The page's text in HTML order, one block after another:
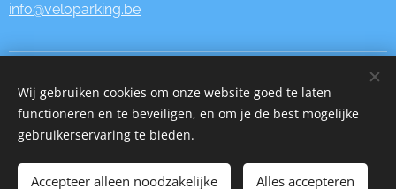
info@veloparking.be
BE 0833.625.027
Talen
Wij gebruiken cookies om onze website goed te laten
functioneren en te beveiligen, en om je de best mogelijke
gebruikerservaring te bieden.
Accepteer alleen noodzakelijke Alles accepteren